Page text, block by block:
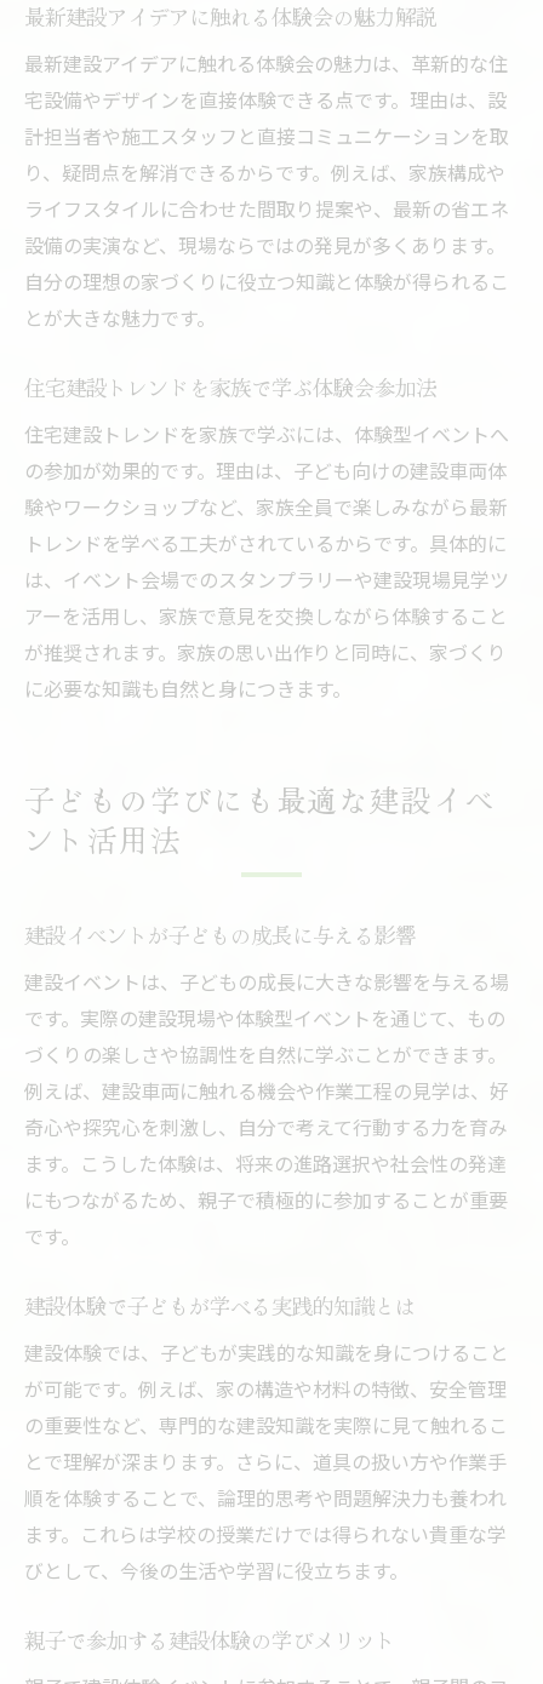
最新建設アイデアに触れる体験会の魅力解説
最新建設アイデアに触れる体験会の魅力は、革新的な住
宅設備やデザインを直接体験できる点です。理由は、設
計担当者や施工スタッフと直接コミュニケーションを取
り、疑問点を解消できるからです。例えば、家族構成や
ライフスタイルに合わせた間取り提案や、最新の省エネ
設備の実演など、現場ならではの発見が多くあります。
自分の理想の家づくりに役立つ知識と体験が得られるこ
とが大きな魅力です。
住宅建設トレンドを家族で学ぶ体験会参加法
住宅建設トレンドを家族で学ぶには、体験型イベントへ
の参加が効果的です。理由は、子ども向けの建設車両体
験やワークショップなど、家族全員で楽しみながら最新
トレンドを学べる工夫がされているからです。具体的に
は、イベント会場でのスタンプラリーや建設現場見学ツ
アーを活用し、家族で意見を交換しながら体験すること
が推奨されます。家族の思い出作りと同時に、家づくり
に必要な知識も自然と身につきます。
子どもの学びにも最適な建設イベ
ント活用法
建設イベントが子どもの成長に与える影響
建設イベントは、子どもの成長に大きな影響を与える場
です。実際の建設現場や体験型イベントを通じて、もの
づくりの楽しさや協調性を自然に学ぶことができます。
例えば、建設車両に触れる機会や作業工程の見学は、好
奇心や探究心を刺激し、自分で考えて行動する力を育み
ます。こうした体験は、将来の進路選択や社会性の発達
にもつながるため、親子で積極的に参加することが重要
です。
建設体験で子どもが学べる実践的知識とは
建設体験では、子どもが実践的な知識を身につけること
が可能です。例えば、家の構造や材料の特徴、安全管理
の重要性など、専門的な建設知識を実際に見て触れるこ
とで理解が深まります。さらに、道具の扱い方や作業手
順を体験することで、論理的思考や問題解決力も養われ
ます。これらは学校の授業だけでは得られない貴重な学
びとして、今後の生活や学習に役立ちます。
親子で参加する建設体験の学びメリット